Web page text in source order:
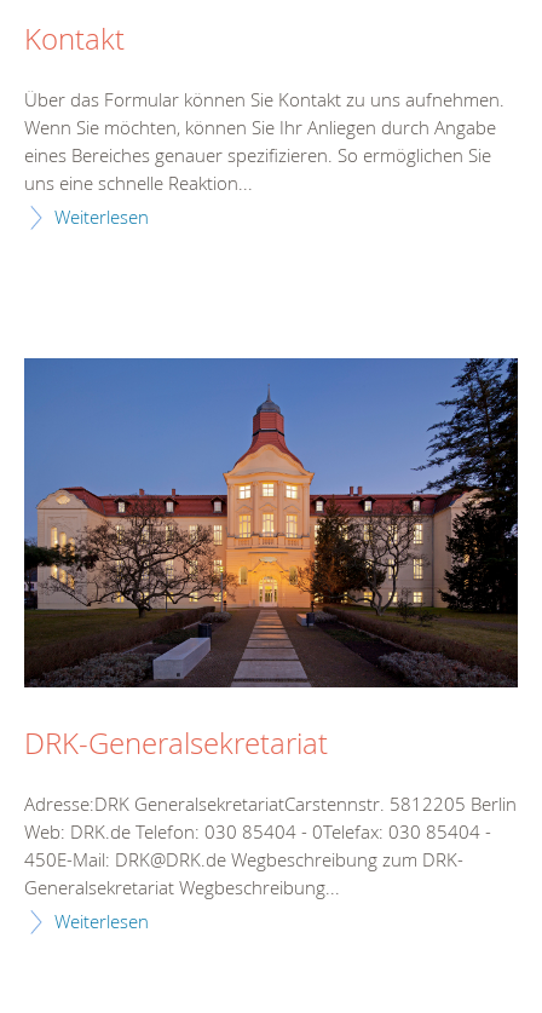
Kontakt
Über das Formular können Sie Kontakt zu uns aufnehmen.
Wenn Sie möchten, können Sie Ihr Anliegen durch Angabe
eines Bereiches genauer spezifizieren. So ermöglichen Sie
uns eine schnelle Reaktion...
Weiterlesen
DRK-Generalsekretariat
Adresse:DRK GeneralsekretariatCarstennstr. 5812205 Berlin
Web: DRK.de Telefon: 030 85404 - 0Telefax: 030 85404 -
450E-Mail: DRK@DRK.de Wegbeschreibung zum DRK-
Generalsekretariat Wegbeschreibung...
Weiterlesen